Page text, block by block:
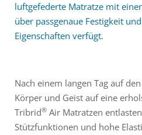
luftgefederte Matratze mit
über passgenaue Festigkeit
Eigenschaften verfügt.
Nach einem langen Tag auf
Körper und Geist auf eine
Tribrid® Air Matratzen
Stützfunktionen und hohe